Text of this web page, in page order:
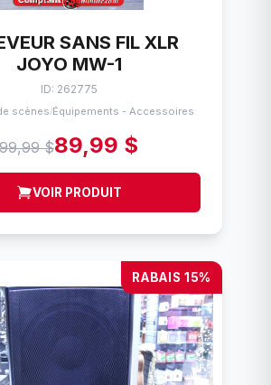
SANS FIL XLR
JOYO MW-1
ID: 262775
scènes/Équipements - Accessoires
99,99 $89,99 $
VOIR PRODUIT
RABAIS 15%